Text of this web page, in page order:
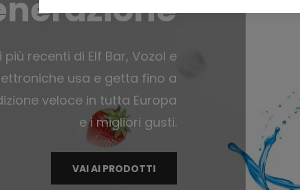
recenti di Elf Bar, Vozol e
usa e getta fino a
veloce in tutta Europa
e i migliori gusti.
VAI AI PRODOTTI